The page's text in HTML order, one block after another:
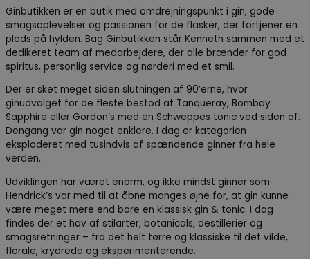
Ginbutikken er en butik med omdrejningspunkt i gin, gode
smagsoplevelser og passionen for de flasker, der fortjener en
plads på hylden. Bag Ginbutikken står Kenneth sammen med et
dedikeret team af medarbejdere, der alle brænder for god
spiritus, personlig service og nørderi med et smil.
Der er sket meget siden slutningen af 90’erne, hvor
ginudvalget for de fleste bestod af Tanqueray, Bombay
Sapphire eller Gordon’s med en Schweppes tonic ved siden af.
Dengang var gin noget enklere. I dag er kategorien
eksploderet med tusindvis af spændende ginner fra hele
verden.
Udviklingen har været enorm, og ikke mindst ginner som
Hendrick’s var med til at åbne manges øjne for, at gin kunne
være meget mere end bare en klassisk gin & tonic. I dag
findes der et hav af stilarter, botanicals, destillerier og
smagsretninger – fra det helt tørre og klassiske til det vilde,
florale, krydrede og eksperimenterende.